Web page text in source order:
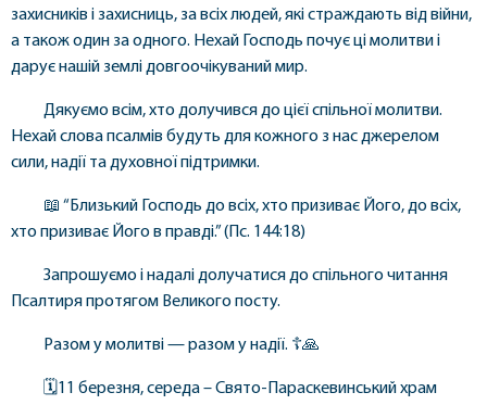
захисників і захисниць, за всіх людей, які страждають від війни,
а також один за одного. Нехай Господь почує ці молитви і
дарує нашій землі довгоочікуваний мир.
Дякуємо всім, хто долучився до цієї спільної молитви.
Нехай слова псалмів будуть для кожного з нас джерелом
сили, надії та духовної підтримки.
📖 “Близький Господь до всіх, хто призиває Його, до всіх,
хто призиває Його в правді.” (Пс. 144:18)
Запрошуємо і надалі долучатися до спільного читання
Псалтиря протягом Великого посту.
Разом у молитві — разом у надії. ☦️🙏
🗓️11 березня, середа – Свято-Параскевинський храм